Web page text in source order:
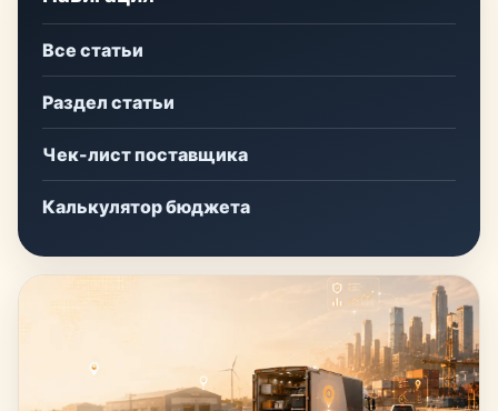
Все статьи
Раздел статьи
Чек-лист поставщика
Калькулятор бюджета